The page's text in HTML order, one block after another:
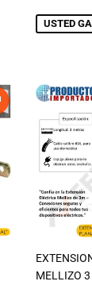
DE
USTED
MELLIZO